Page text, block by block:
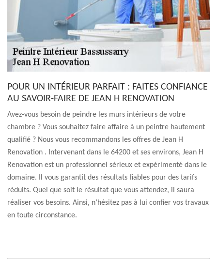
POUR UN INTÉRIEUR PARFAIT : FAITES CONFIANCE
AU SAVOIR-FAIRE DE JEAN H RENOVATION
Avez-vous besoin de peindre les murs intérieurs de votre
chambre ? Vous souhaitez faire affaire à un peintre hautement
qualifié ? Nous vous recommandons les offres de Jean H
Renovation . Intervenant dans le 64200 et ses environs, Jean H
Renovation est un professionnel sérieux et expérimenté dans le
domaine. Il vous garantit des résultats fiables pour des tarifs
réduits. Quel que soit le résultat que vous attendez, il saura
réaliser vos besoins. Ainsi, n’hésitez pas à lui confier vos travaux
en toute circonstance.